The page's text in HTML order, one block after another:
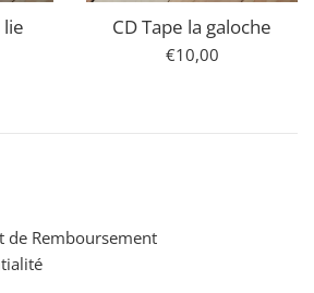
lie CD Tape la galoche
Prix
€10,00
de Remboursement